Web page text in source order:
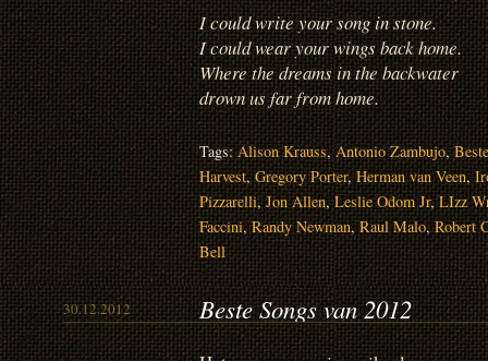
I could write your song in stone.
I could wear your wings back home.
Where the dreams in the backwater
drown us far from home.
Tags:Alison Krauss,Antonio Zambujo,
Harvest,Gregory Porter, Herman van Veen,
Pizzarelli,Jon Allen,Leslie Odom Jr,LIzz
Faccini,Randy Newman,Raul Malo,Robert
Bell
30.12.2012 Beste Songs van 2012